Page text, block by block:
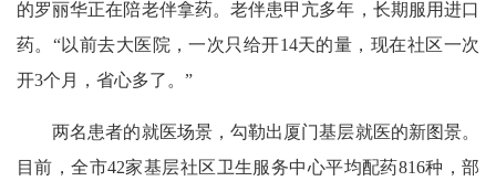
的罗丽华正在陪老伴拿药。老伴患甲亢多年，长期服用进口
药。“以前去大医院，一次只给开14天的量，现在社区一次
开3个月，省心多了。”
两名患者的就医场景，勾勒出厦门基层就医的新图景。
目前，全市42家基层社区卫生服务中心平均配药816种，部